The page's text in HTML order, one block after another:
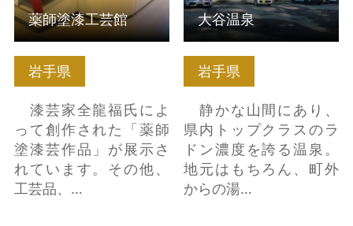
岩手県
漆芸家全龍福氏によ
って創作された「薬師
塗漆芸作品」が展示さ
れています。その他、
工芸品、…
薬師塗漆工芸館
岩手県
静かな山間にあり、
県内トップクラスのラ
ドン濃度を誇る温泉。
地元はもちろん、町外
からの湯…
大谷温泉